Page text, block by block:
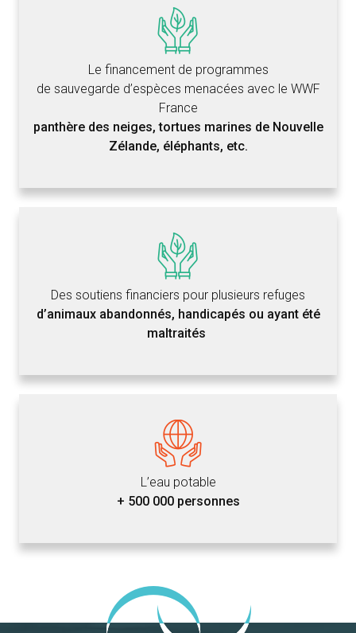
Le financement de programmes
de sauvegarde d’espèces menacées avec le WWF
France
panthère des neiges, tortues marines de Nouvelle
Zélande, éléphants, etc.
Des soutiens financiers pour plusieurs refuges
d’animaux abandonnés, handicapés ou ayant été
maltraités
L’eau potable
+ 500 000 personnes